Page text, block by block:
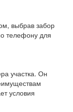
выбрав забор
телефону для
участка. Он
условия